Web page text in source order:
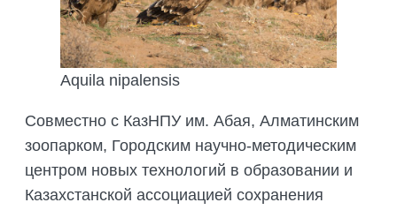
ОБОСНОВАНИЙ
ОРГАНИЗАЦИЯ ТРЕНИНГОВ И
СЕМИНАРОВ, ПОЛЕВЫХ ЭКСКУРСИЙ
СТАЖИРОВОК
СОВМЕСТНО С НАУЧНЫМ
ОБЩЕСТВОМ ТЕТИС
СЕЛЕВИНИЯ
Aquila nipalensis
Совместно с КазНПУ им. Абая, Алматинским
зоопарком, Городским научно-методическим
центром новых технологий в образовании и
Казахстанской ассоциацией сохранения